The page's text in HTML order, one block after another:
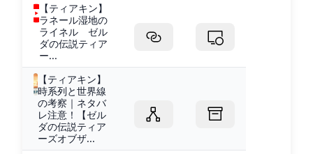
【ティアキン】
ラネール湿地の
ライネル ゼル
ダの伝説ティア
ー...
【ティアキン】
時系列と世界線
の考察｜ネタバ
レ注意！【ゼル
ダの伝説ティア
ーズオブザ...